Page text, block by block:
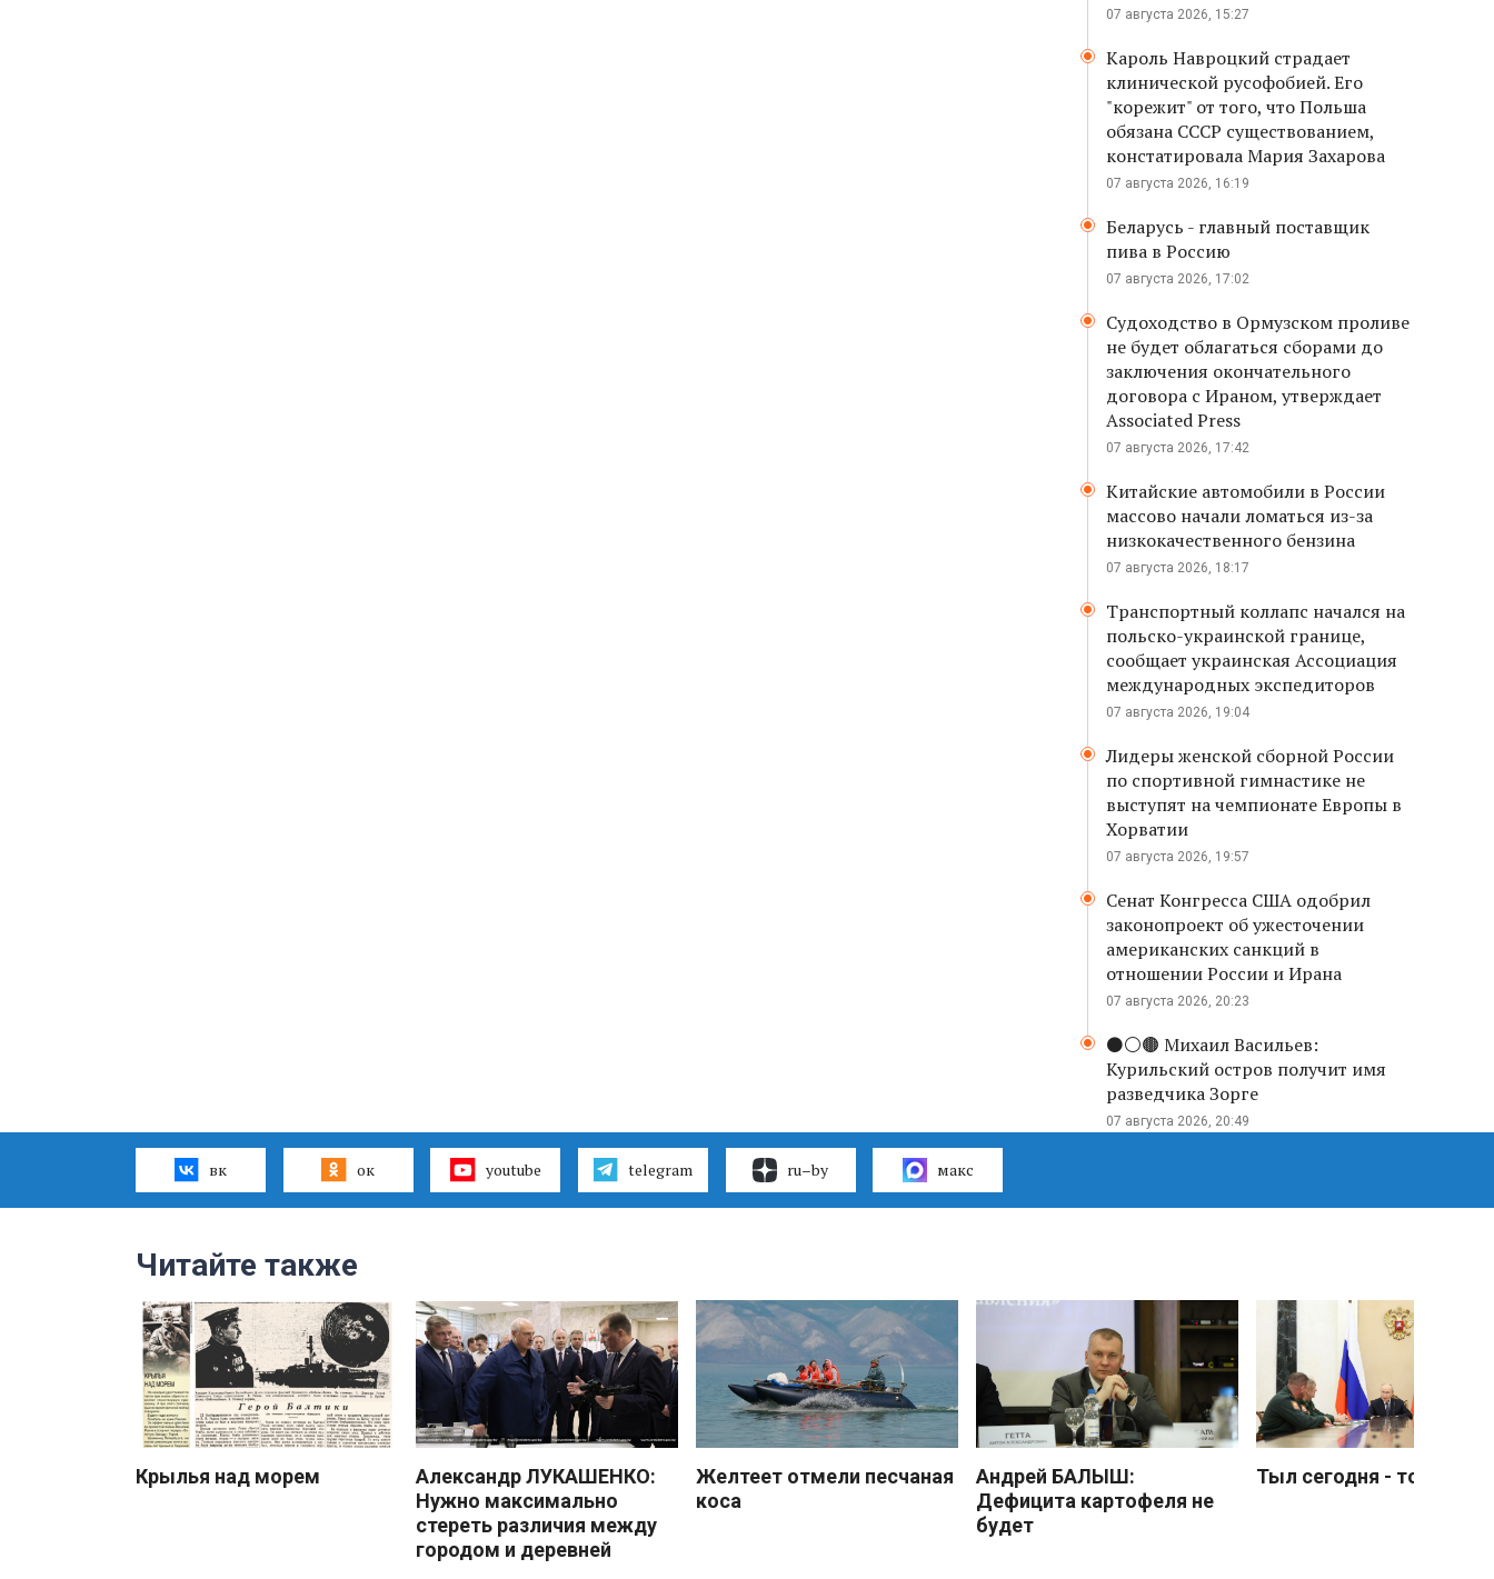
07 августа 2026, 15:27
Кароль Навроцкий страдает
клинической русофобией. Его
"корежит" от того, что Польша
обязана СССР существованием,
констатировала Мария Захарова
07 августа 2026, 16:19
Беларусь - главный поставщик
пива в Россию
07 августа 2026, 17:02
Судоходство в Ормузском проливе
не будет облагаться сборами до
заключения окончательного
договора с Ираном, утверждает
Associated Press
07 августа 2026, 17:42
Китайские автомобили в России
массово начали ломаться из-за
низкокачественного бензина
07 августа 2026, 18:17
Транспортный коллапс начался на
польско-украинской границе,
сообщает украинская Ассоциация
международных экспедиторов
07 августа 2026, 19:04
Лидеры женской сборной России
по спортивной гимнастике не
выступят на чемпионате Европы в
Хорватии
07 августа 2026, 19:57
Сенат Конгресса США одобрил
законопроект об ужесточении
американских санкций в
отношении России и Ирана
07 августа 2026, 20:23
⚫️⚪️🟤 Михаил Васильев:
Курильский остров получит имя
разведчика Зорге
07 августа 2026, 20:49
вк ок youtube telegram ru–by макс
Читайте также
Крылья над морем
Александр ЛУКАШЕНКО:
Нужно максимально
стереть различия между
городом и деревней
Желтеет отмели песчаная
коса
Андрей БАЛЫШ:
Дефицита картофеля не
будет
Тыл сегодня - тоже